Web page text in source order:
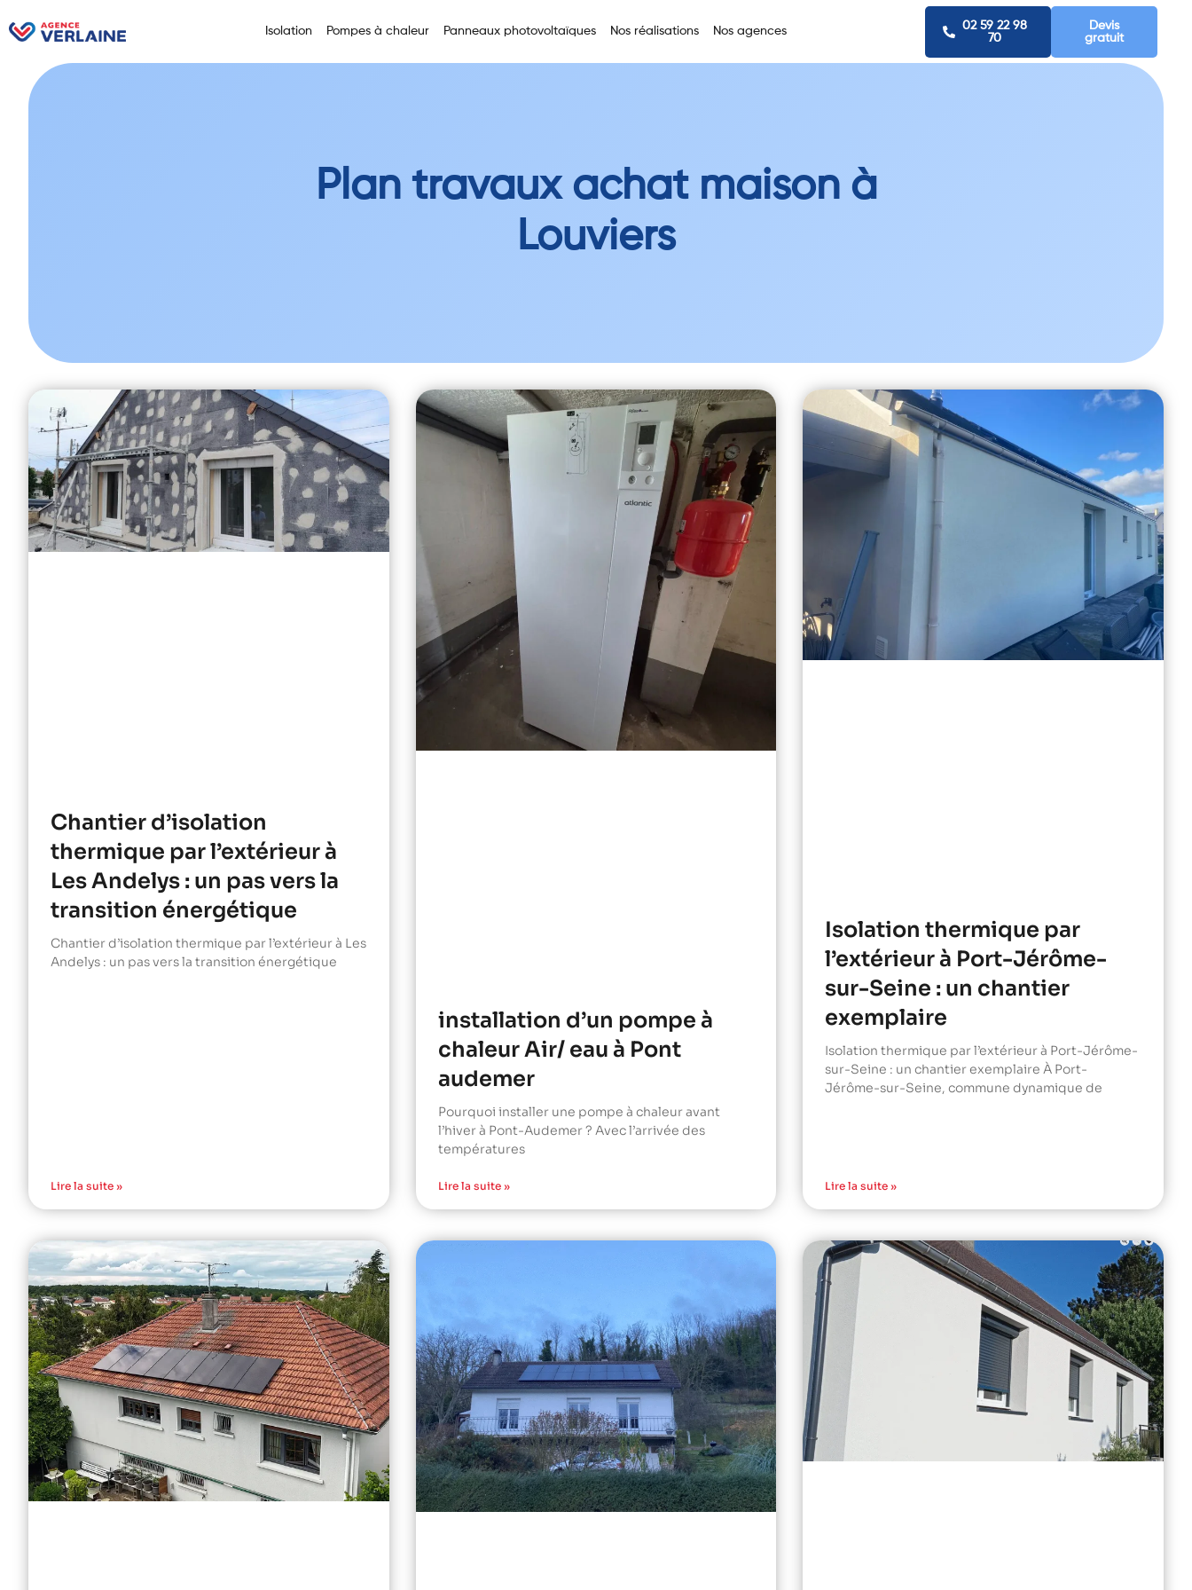
Isolation Pompes à chaleur Panneaux photovoltaïques Nos réalisations Nos agences
02 59 22 98
70
Devis
gratuit
Plan travaux achat maison à
Louviers
Chantier d’isolation
thermique par l’extérieur à
Les Andelys : un pas vers la
transition énergétique
Chantier d’isolation thermique par l’extérieur à Les
Andelys : un pas vers la transition énergétique
Lire la suite »
installation d’un pompe à
chaleur Air/ eau à Pont
audemer
Pourquoi installer une pompe à chaleur avant
l’hiver à Pont-Audemer ? Avec l’arrivée des
températures
Lire la suite »
Isolation thermique par
l’extérieur à Port-Jérôme-
sur-Seine : un chantier
exemplaire
Isolation thermique par l’extérieur à Port-Jérôme-
sur-Seine : un chantier exemplaire À Port-
Jérôme-sur-Seine, commune dynamique de
Lire la suite »